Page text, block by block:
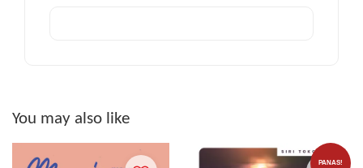
You may also like
PANAS!